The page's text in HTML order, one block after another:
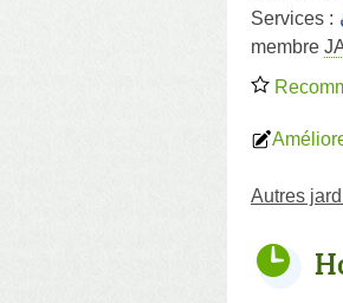
Services :
membre
Autres